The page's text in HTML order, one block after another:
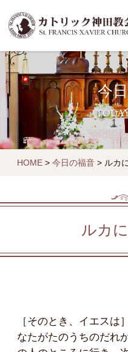
今
HOME > 今日の福音 > ルカ
ルカ
［そのとき、イエスは
なたがたのうちのだれ